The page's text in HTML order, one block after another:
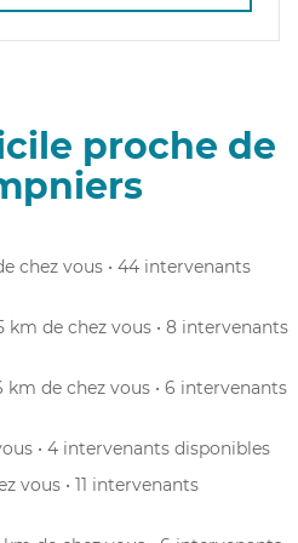
proche de
chez vous • 44 intervenants
km de chez vous • 8 intervenants
km de chez vous • 6 intervenants
• 4 intervenants disponibles
vous • 11 intervenants